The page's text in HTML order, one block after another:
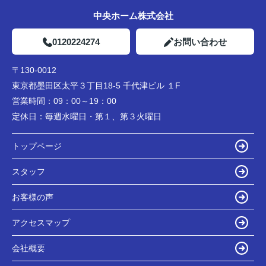
中央ホーム株式会社
0120224274 お問い合わせ
〒130-0012
東京都墨田区太平３丁目18-5 千代津ビル １F
営業時間： 09：00～19：00
定休日： 毎週水曜日・第１、第３火曜日
トップページ
スタッフ
お客様の声
アクセスマップ
会社概要